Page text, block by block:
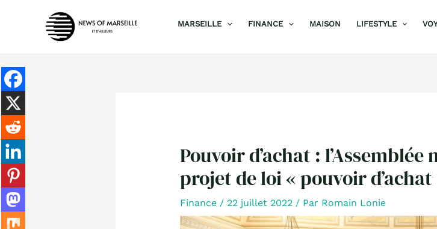
MARSEILLE FINANCE MAISON LIFESTYLE
Pouvoir d’achat :
projet de loi « pouvoir d’achat
Finance/ 22 juillet 2022 / Par Romain Lonie